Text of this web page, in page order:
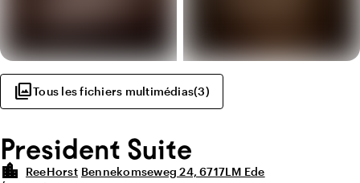
photo_libraryTous les fichiers multimédias(3)
President Suite
location_city ReeHorst Bennekomseweg 24, 6717LM Ede